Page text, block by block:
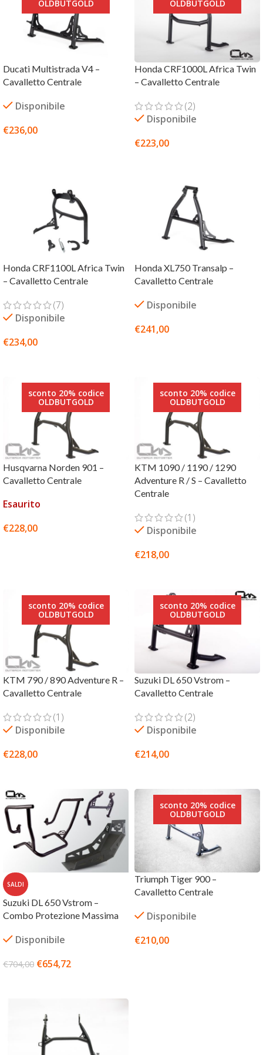
OLDBUTGOLD
Ducati Multistrada V4 –
Cavalletto Centrale
Disponibile
€236,00
OLDBUTGOLD
Honda CRF1000L Africa Twin
– Cavalletto Centrale
(2)
Disponibile
€223,00
Honda CRF1100L Africa Twin
– Cavalletto Centrale
(7)
Disponibile
€234,00
Honda XL750 Transalp –
Cavalletto Centrale
Disponibile
€241,00
sconto 20% codice
OLDBUTGOLD
Husqvarna Norden 901 –
Cavalletto Centrale
Esaurito
€228,00
sconto 20% codice
OLDBUTGOLD
KTM 1090 / 1190 / 1290
Adventure R / S – Cavalletto
Centrale
(1)
Disponibile
€218,00
sconto 20% codice
OLDBUTGOLD
KTM 790 / 890 Adventure R –
Cavalletto Centrale
(1)
Disponibile
€228,00
sconto 20% codice
OLDBUTGOLD
Suzuki DL 650 Vstrom –
Cavalletto Centrale
(2)
Disponibile
€214,00
SALDI
Suzuki DL 650 Vstrom –
Combo Protezione Massima
Disponibile
€704,00 €654,72
sconto 20% codice
OLDBUTGOLD
Triumph Tiger 900 –
Cavalletto Centrale
Disponibile
€210,00